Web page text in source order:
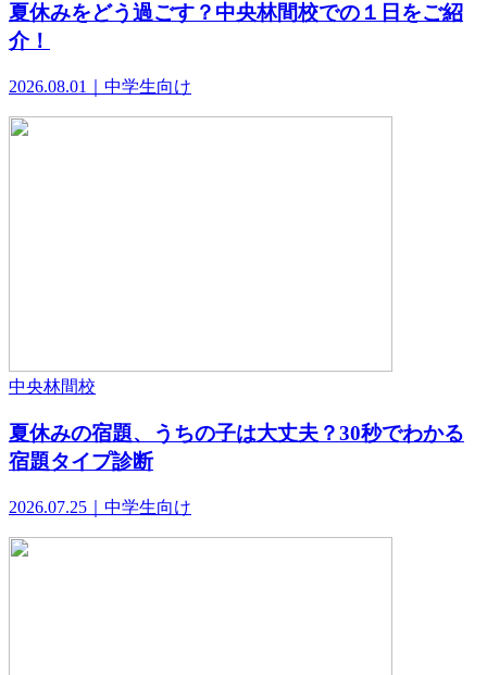
夏休みをどう過ごす？中央林間校での１日をご紹
介！
2026.08.01｜中学生向け
中央林間校
夏休みの宿題、うちの子は大丈夫？30秒でわかる
宿題タイプ診断
2026.07.25｜中学生向け